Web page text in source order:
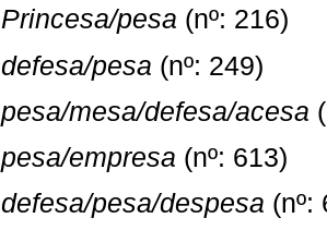
Princesa/pesa (nº: 216)
defesa/pesa (nº: 249)
pesa/mesa/defesa/acesa
pesa/empresa (nº: 613)
defesa/pesa/despesa (nº: